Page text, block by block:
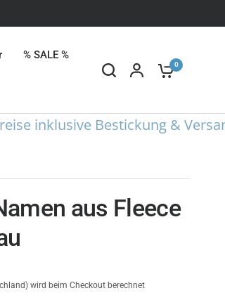
% SALE %
0
inklusive Bestickung & Versand
aus Fleece
wird beim Checkout berechnet